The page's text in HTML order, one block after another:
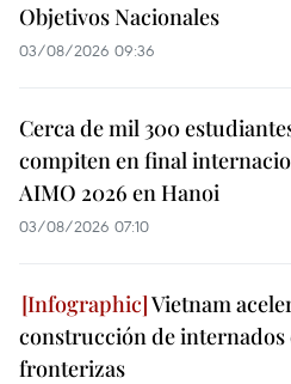
Objetivos Nacionales
03/08/2026 09:36
Cerca de mil 300
compiten en final
AIMO 2026 en Hanoi
03/08/2026 07:10
Vietnam
construcción de internados
fronterizas